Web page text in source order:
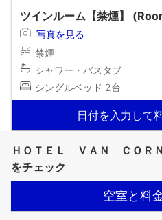
ツインルーム【禁煙】
写真を見る
禁煙
シャワー・バスタブ
シングルベッド 2台
日付を入力して
ＨＯＴＥＬ ＶＡＮ ＣＯＲ
をチェック
空室と料